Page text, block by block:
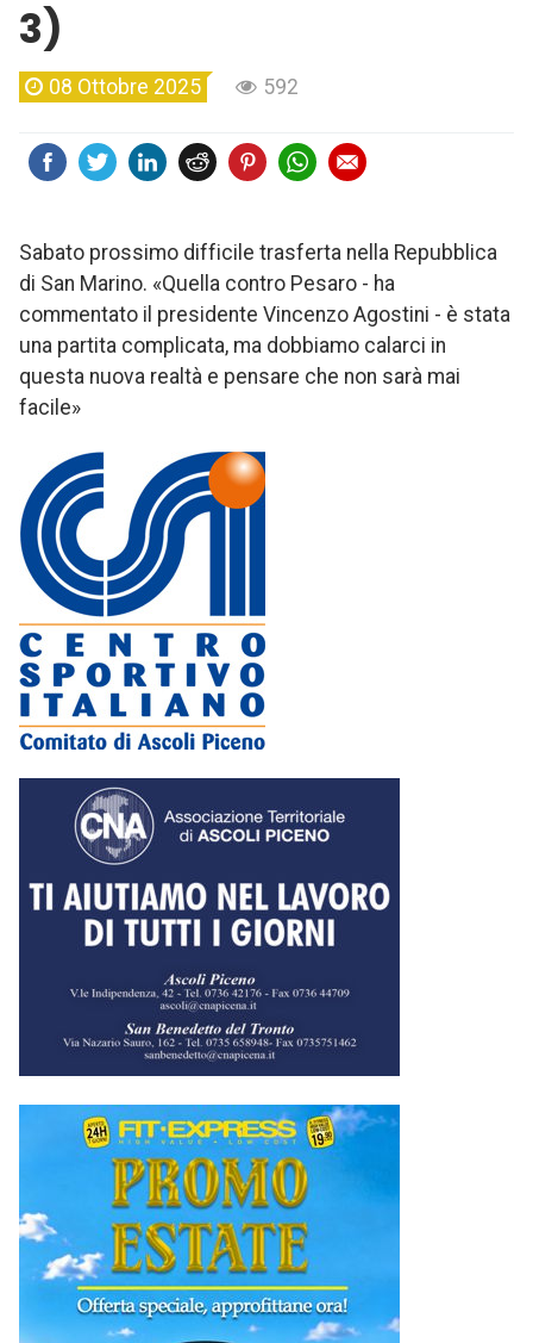
3)
08 Ottobre 2025 592
Sabato prossimo difficile trasferta nella Repubblica
di San Marino. «Quella contro Pesaro - ha
commentato il presidente Vincenzo Agostini - è stata
una partita complicata, ma dobbiamo calarci in
questa nuova realtà e pensare che non sarà mai
facile»